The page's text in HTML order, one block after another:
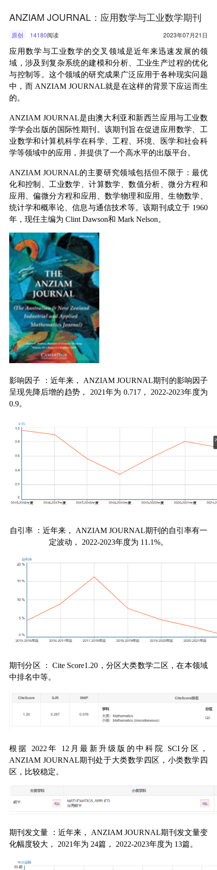
ANZIAM JOURNAL：应用数学与工业数学期刊
原创 14180阅读 2023年07月21日
应用数学与工业数学的交叉领域是近年来迅速发展的领
域，涉及到复杂系统的建模和分析、工业生产过程的优化
与控制等。这个领域的研究成果广泛应用于各种现实问题
中，而 ANZIAM JOURNAL就是在这样的背景下应运而生
的。
ANZIAM JOURNAL是由澳大利亚和新西兰应用与工业数
学学会出版的国际性期刊。该期刊旨在促进应用数学、工
业数学和计算机科学在科学、工程、环境、医学和社会科
学等领域中的应用，并提供了一个高水平的出版平台。
ANZIAM JOURNAL的主要研究领域包括但不限于：最优
化和控制、工业数学、计算数学、数值分析、微分方程和
应用、偏微分方程和应用、数学物理和应用、生物数学、
统计学和概率论、信息与通信技术等。该期刊成立于 1960
年，现任主编为 Clint Dawson和 Mark Nelson。
影响因子 ：近年来， ANZIAM JOURNAL期刊的影响因子
呈现先降后增的趋势，
2021年为 0.717， 2022-2023年度为
0.9。
自引率 ：近年来， ANZIAM JOURNAL期刊的自引率有一
定波动，
2022-2023年度为 11.1%。
期刊分区 ： Cite Score1.20 ，分区大类数学二区，在本领域
中排名中等。
根据 2022 年 12 月最新升级版的中科院 SCI分区，
ANZIAM JOURNAL期刊处于大类数学四区，小类数学四
区，比较稳定。
期刊发文量 ：近年来， ANZIAM JOURNAL期刊发文量变
化幅度较大，
2021年为 24篇， 2022-2023年度为 13篇。